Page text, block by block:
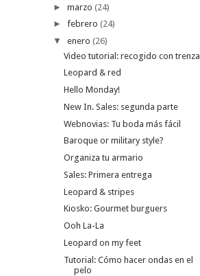
► marzo (24)
► febrero (24)
▼ enero (26)
Video tutorial: recogido con trenza
Leopard & red
Hello Monday!
New In. Sales: segunda parte
Webnovias: Tu boda más fácil
Baroque or military style?
Organiza tu armario
Sales: Primera entrega
Leopard & stripes
Kiosko: Gourmet burguers
Ooh La-La
Leopard on my feet
Tutorial: Cómo hacer ondas en el
pelo